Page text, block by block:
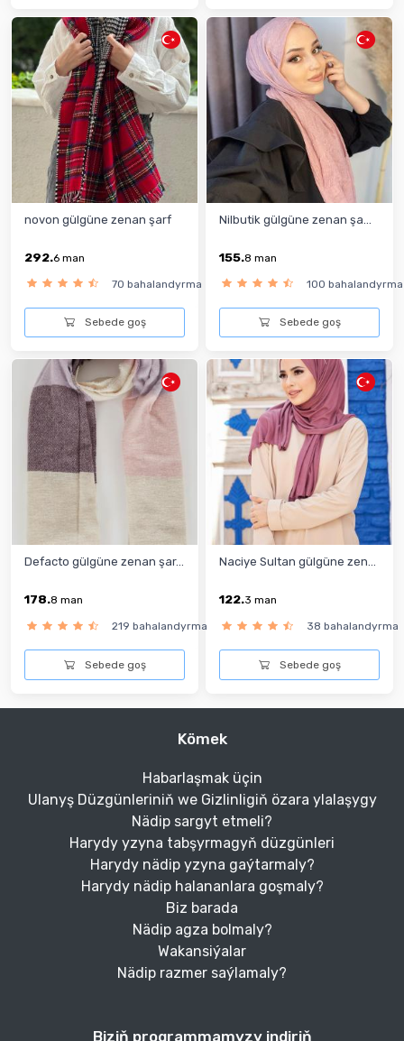
novon gülgüne zenan şarf
292.6 man
70 bahalandyrma
Sebede goş
Nilbutik gülgüne zenan şa...
155.8 man
100 bahalandyrma
Sebede goş
Defacto gülgüne zenan şar...
178.8 man
219 bahalandyrma
Sebede goş
Naciye Sultan gülgüne zen...
122.3 man
38 bahalandyrma
Sebede goş
Kömek
Habarlaşmak üçin
Ulanyş Düzgünleriniň we Gizlinligiň özara ylalaşygy
Nädip sargyt etmeli?
Harydy yzyna tabşyrmagyň düzgünleri
Harydy nädip yzyna gaýtarmaly?
Harydy nädip halananlara goşmaly?
Biz barada
Nädip agza bolmaly?
Wakansiýalar
Nädip razmer saýlamaly?
Biziň programmamyzy indiriň